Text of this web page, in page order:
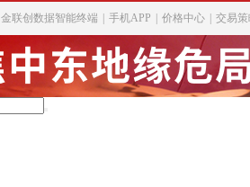
金联创数据智能终端 手机APP 价格中心 交易